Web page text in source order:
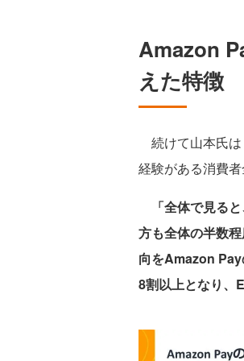
Amazon
えた特徴
続けて山本氏は
経験がある消費
「全体で見る
方も全体の半数
向をAmazon
8割以上となり、